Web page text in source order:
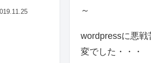
～
wordpressに悪戦
変でした・・・